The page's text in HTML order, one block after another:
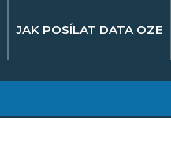
JAK POSÍLAT DATA OZE